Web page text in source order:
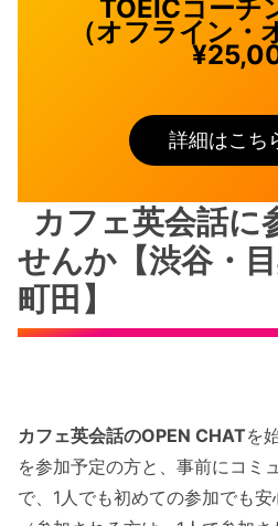
TOEICコーチ
（オフライン・
詳細はこち
カフェ英会話に
せんか【渋谷・
町田】
カフェ英会話のOPEN CHATを
を参加予定の方と、事前にコミ
で、1人でも初めての参加でも安